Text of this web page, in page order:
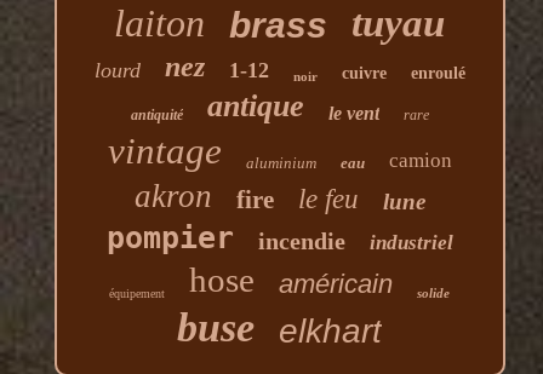
laiton brass tuyau
lourd nez 1-12 noir cuivre enroulé
antiquité antique le vent rare
vintage aluminium eau camion
akron fire le feu lune
pompier incendie industriel
équipement hose américain solide
buse elkhart